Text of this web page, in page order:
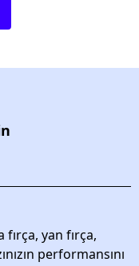
yan fırça,
performansını